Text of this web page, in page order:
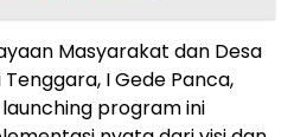
Masyarakat dan Desa
I Gede Panca,
program ini